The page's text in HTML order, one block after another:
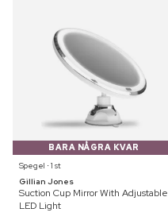
BARA NÅGRA KVAR
Spegel ⋅ 1 st
Gillian Jones
Suction Cup Mirror With Adjustable
LED Light